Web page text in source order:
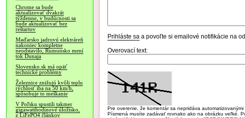
Chrome sa bude
aktualizovať dvakrát
týždenne, v budúcnosti sa
bude aktualizovať bez
reštartov
Maďarsko jadrovú elektráreň
nakoniec kompletne
neodstavilo, Rumunsko mení
tok Dunaja
Slovensko.sk má opäť
technické problémy
Železnice znižujú kvôli teplu
rýchlosť iba na 50 km/h,
spôsobuje to meškanie
V Poľsku spustili takmer
gigawatthodinové úložisko,
z LiFePO4 článkov
Prihláste sa a povoľte si emailové notifikácie na
Overovací text:
Pre overenie, že komentár sa nepridáva
Písmená musíte zadávať rovnako ako na obrázku veľké.